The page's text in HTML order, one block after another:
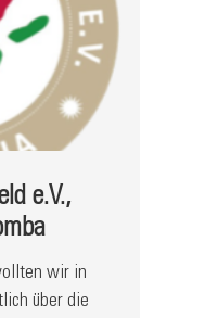
e.V.,
wir in
über die